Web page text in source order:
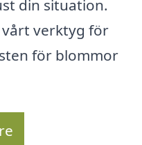
din situation.
verktyg för
för blommor